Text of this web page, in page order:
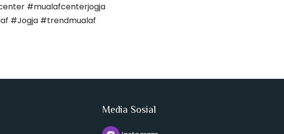
#mualafcenterjogja
#Jogja #trendmualaf
Media Sosial